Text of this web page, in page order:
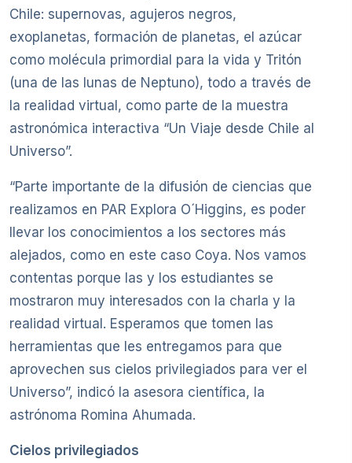
Chile: supernovas, agujeros negros,
exoplanetas, formación de planetas, el azúcar
como molécula primordial para la vida y Tritón
(una de las lunas de Neptuno), todo a través de
la realidad virtual, como parte de la muestra
astronómica interactiva “Un Viaje desde Chile al
Universo”.
“Parte importante de la difusión de ciencias que
realizamos en PAR Explora O´Higgins, es poder
llevar los conocimientos a los sectores más
alejados, como en este caso Coya. Nos vamos
contentas porque las y los estudiantes se
mostraron muy interesados con la charla y la
realidad virtual. Esperamos que tomen las
herramientas que les entregamos para que
aprovechen sus cielos privilegiados para ver el
Universo”, indicó la asesora científica, la
astrónoma Romina Ahumada.
Cielos privilegiados